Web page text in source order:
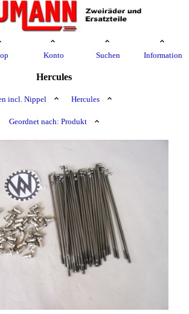
Konto Suchen Information
Hercules
incl. Nippel Hercules
Geordnet nach: Produkt